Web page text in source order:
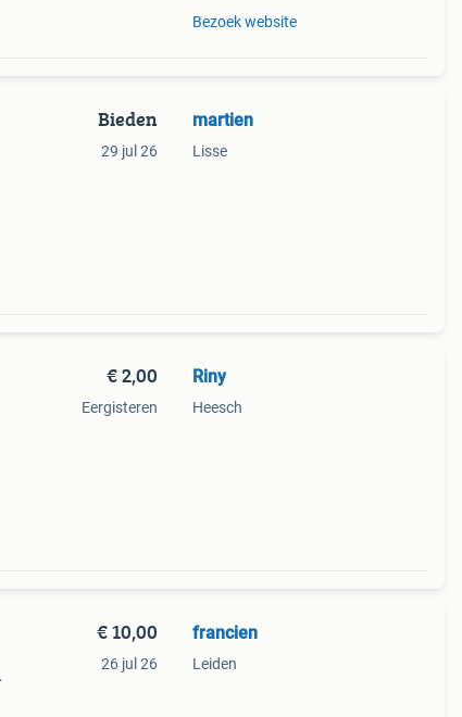
Bezoek website
Bieden
29 jul 26
martien
Lisse
€ 2,00
Eergisteren
Riny
Heesch
€ 10,00
26 jul 26
francien
Leiden